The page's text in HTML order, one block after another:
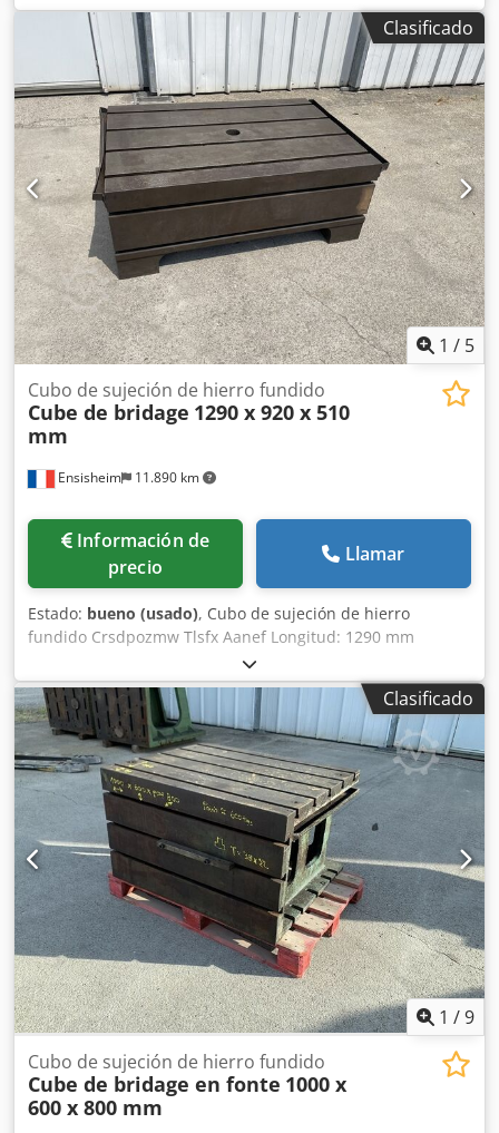
altura 1 cajón de 90 mm de altura Dimensiones (L x An x
Al): 910 x 720 x 1110 mm Peso: aprox. 150 kg
Clasificado
1 / 5
Ensisheim 11.890 km
Cubo de sujeción de hierro fundido
Cube de bridage 1290 x 920 x 510
mm
Información de
precio
Llamar
Estado: bueno (usado), Cubo de sujeción de hierro
fundido Crsdpozmw Tlsfx Aanef Longitud: 1290 mm
Anchura: 920 mm Altura: 510 mm Dimensiones de las
ranuras en T: 42 x 25 mm 2 caras con ranuras Peso:
aproximadamente 1 tonelada
Clasificado
1 /9
Cubo de sujeción de hierro fundido
Cube de bridage en fonte 1000 x
600 x 800 mm